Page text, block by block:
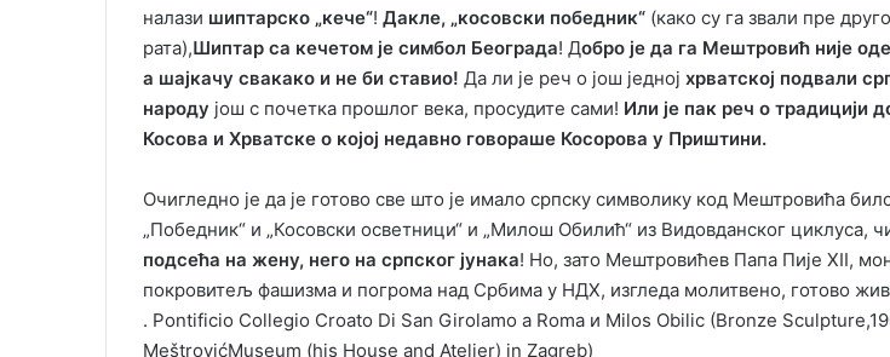
налази шиптарско „кече“! Дакле, „косовски победник“ (како су га звали пре
рата),Шиптар са кечетом је симбол Београда! Добро је да га Мештровић није
а шајкачу свакако и не би ставио! Да ли је реч о још једној хрватској подвали
народу још с почетка прошлог века, просудите сами! Или је пак реч о традицији
Косова и Хрватске о којој недавно говораше Косорова у Приштини.
Очигледно је да је готово све што је имало српску символику код Мештровића
„Победник“ и „Косовски осветници“ и „Милош Обилић“ из Видовданског циклуса,
подсећа на жену, него на српског јунака! Но, зато Мештровићев Папа Пије XII,
покровитељ фашизма и погрома над Србима у НДХ, изгледа молитвено, готово
. Pontificio Collegio Croato Di San Girolamo a Roma и Milos Obilic (Bronze
MeštrovićMuseum (his House and Atelier) in Zagreb)